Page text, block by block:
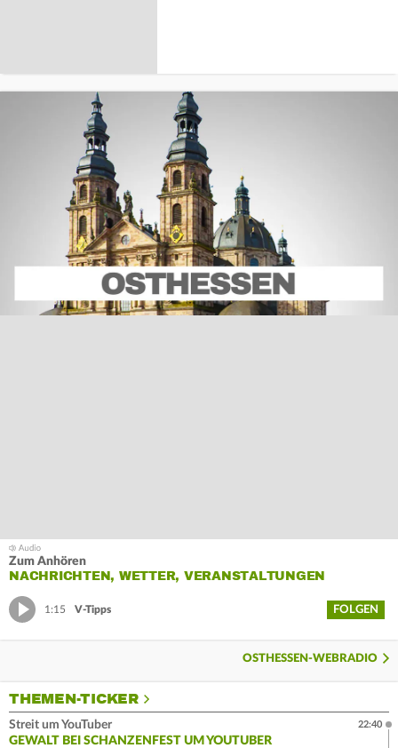
Zum Anhören
NACHRICHTEN, WETTER, VERANSTALTUNGEN
1:15 V-Tipps FOLGEN
OSTHESSEN-WEBRADIO
THEMEN-TICKER
Streit um YouTuber
GEWALT BEI SCHANZENFEST UM YOUTUBER
22:40